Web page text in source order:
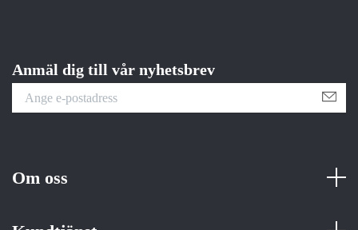
Anmäl dig till vår nyhetsbrev
Om oss